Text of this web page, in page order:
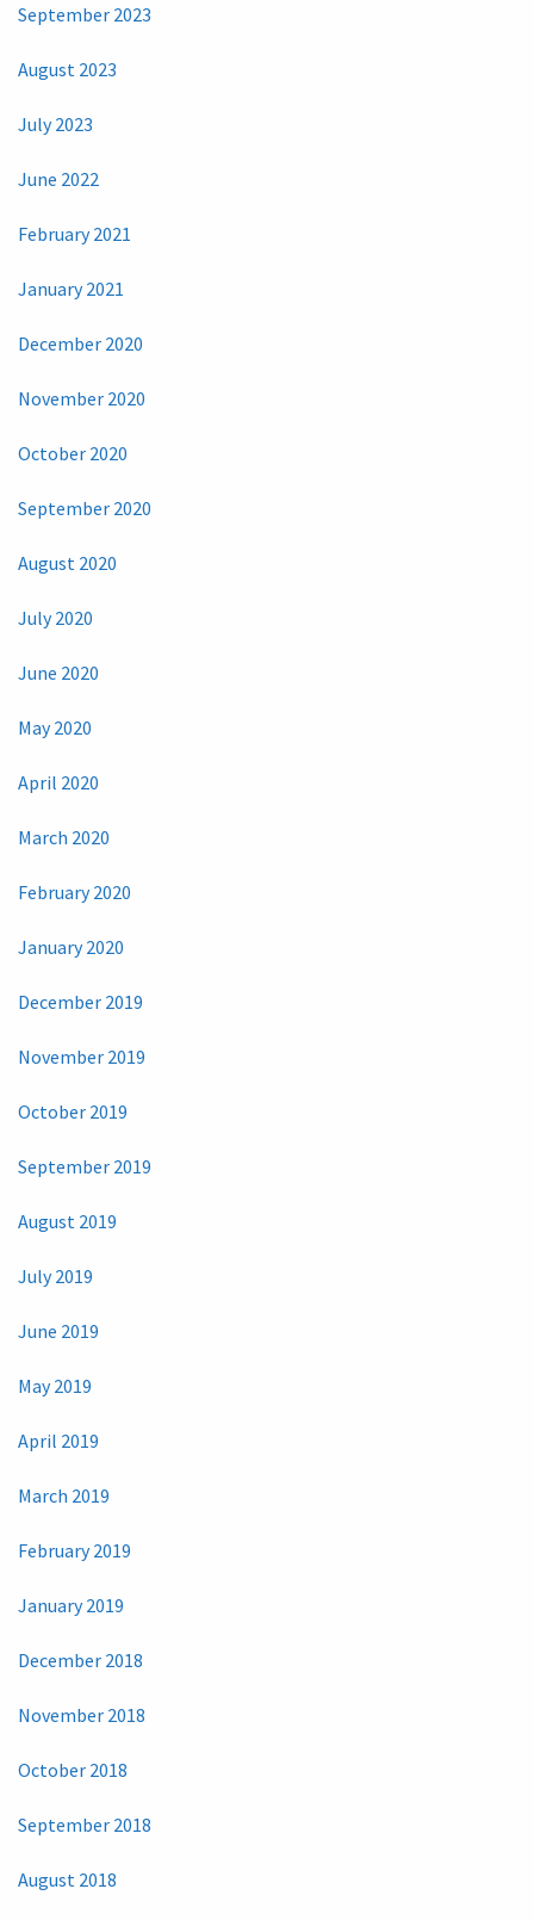
September 2023
August 2023
July 2023
June 2022
February 2021
January 2021
December 2020
November 2020
October 2020
September 2020
August 2020
July 2020
June 2020
May 2020
April 2020
March 2020
February 2020
January 2020
December 2019
November 2019
October 2019
September 2019
August 2019
July 2019
June 2019
May 2019
April 2019
March 2019
February 2019
January 2019
December 2018
November 2018
October 2018
September 2018
August 2018